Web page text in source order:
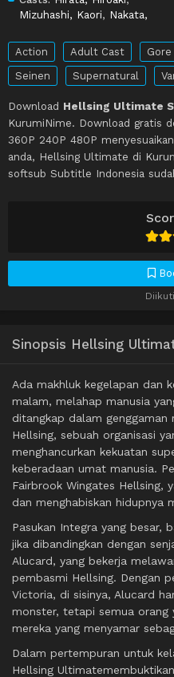
Mizuhashi, Kaori, Nakata,
Action Adult Cast Gore
Seinen
Supernatural
Download Hellsing Ultimate
KurumiNime. Download gratis
360P 240P 480P
anda, Hellsing Ultimate di
softsub Subtitle Indonesia
Sinopsis Hellsing
Ada makhluk kegelapan dan
malam, melahap manusia
ditangkap dalam genggaman
Hellsing, sebuah organisasi
menghancurkan kekuatan
keberadaan umat manusia.
Fairbrook Wingates Hellsing,
dan menghabiskan hidupnya
Pasukan Integra yang besar,
jika dibandingkan dengan
Alucard, yang bekerja
pembasmi Hellsing. Dengan
Victoria, di sisinya, Alucard
monster, tetapi semua orang
mereka yang menyamar
Dalam pertempuran untuk
Hellsing